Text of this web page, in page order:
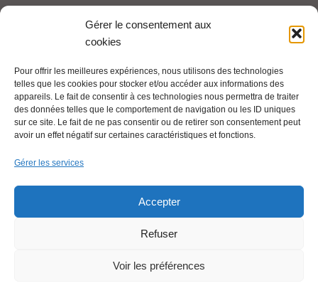
Gérer le consentement aux
cookies
Pour offrir les meilleures expériences, nous utilisons des technologies
telles que les cookies pour stocker et/ou accéder aux informations des
appareils. Le fait de consentir à ces technologies nous permettra de traiter
des données telles que le comportement de navigation ou les ID uniques
sur ce site. Le fait de ne pas consentir ou de retirer son consentement peut
avoir un effet négatif sur certaines caractéristiques et fonctions.
Gérer les services
Accepter
Refuser
Voir les préférences
Tel : 06 65 27 23 81
Mentions légales
Pour aller plus loin :
Se syndiquer en ligne
Nous contacter
Liens utiles